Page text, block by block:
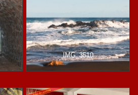
IMG_3510